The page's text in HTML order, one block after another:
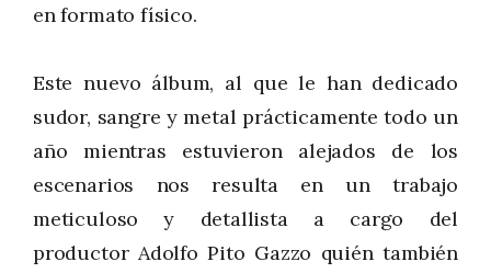
en formato físico.
Este nuevo álbum, al que le han dedicado
sudor, sangre y metal prácticamente todo un
año mientras estuvieron alejados de los
escenarios nos resulta en un trabajo
meticuloso y detallista a cargo del
productor Adolfo Pito Gazzo quién también